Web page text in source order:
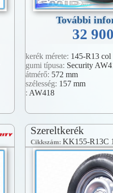
További
32
kerék mérete: 145-R13 col
gumi típusa: Security
átmérő: 572 mm
szélesség: 157 mm
: AW418
Szereltkerék
Cikkszám: KK155-R13C